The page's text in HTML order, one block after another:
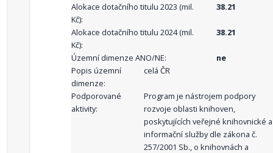
Alokace dotačního titulu 2023 (mil.
Kč):
38.21
Alokace dotačního titulu 2024 (mil.
Kč):
38.21
Územní dimenze ANO/NE:
ne
Popis územní
dimenze:
celá ČR
Podporované
aktivity:
Program je nástrojem podpory
rozvoje oblasti knihoven,
poskytujících veřejné knihovnické a
informační služby dle zákona č.
257/2001 Sb., o knihovnách a